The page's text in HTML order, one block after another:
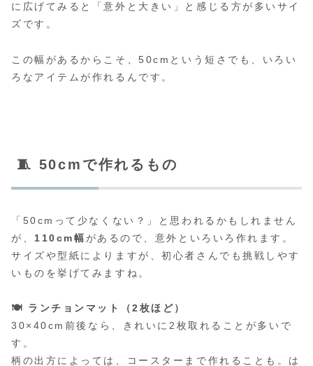
に広げてみると「意外と大きい」と感じる方が多いサイ
ズです。
この幅があるからこそ、50cmという短さでも、いろい
ろなアイテムが作れるんです。
🧵 50cmで作れるもの
「50cmって少なくない？」と思われるかもしれません
が、 110cm幅 があるので、意外といろいろ作れます。
サイズや型紙によりますが、初心者さんでも挑戦しやす
いものを挙げてみますね。
🍽 ランチョンマット（2枚ほど）
30×40cm前後なら、きれいに2枚取れることが多いで
す。
柄の出方によっては、コースターまで作れることも。は